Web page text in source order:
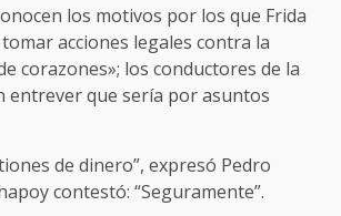
los motivos por los que Frida
acciones legales contra la
corazones»; los conductores de la
entrever que sería por asuntos
de dinero”, expresó Pedro
contestó: “Seguramente”.